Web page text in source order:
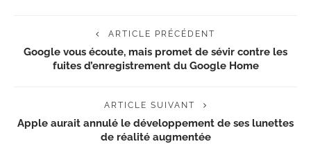
ARTICLE PRÉCÉDENT
Google vous écoute, mais promet de sévir contre les
fuites d’enregistrement du Google Home
ARTICLE SUIVANT
Apple aurait annulé le développement de ses lunettes
de réalité augmentée